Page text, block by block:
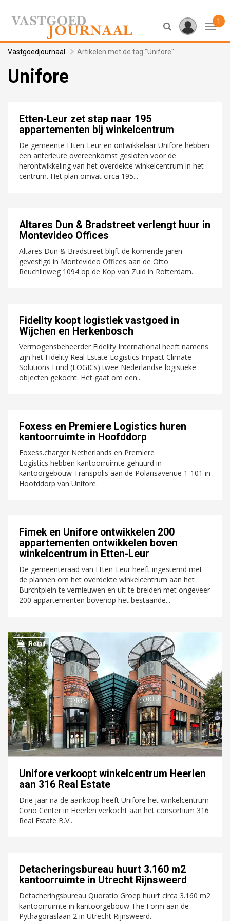
1
Vastgoedjournaal Artikelen met de tag "Unifore"
Unifore
Etten-Leur zet stap naar 195
appartementen bij winkelcentrum
De gemeente Etten-Leur en ontwikkelaar Unifore hebben
een anterieure overeenkomst gesloten voor de
herontwikkeling van het overdekte winkelcentrum in het
centrum. Het plan omvat circa 195...
Altares Dun & Bradstreet verlengt huur in
Montevideo Offices
Altares Dun & Bradstreet blijft de komende jaren
gevestigd in Montevideo Offices aan de Otto
Reuchlinweg 1094 op de Kop van Zuid in Rotterdam.
Fidelity koopt logistiek vastgoed in
Wijchen en Herkenbosch
Vermogensbeheerder Fidelity International heeft namens
zijn het Fidelity Real Estate Logistics Impact Climate
Solutions Fund (LOGICs) twee Nederlandse logistieke
objecten gekocht. Het gaat om een...
Foxess en Premiere Logistics huren
kantoorruimte in Hoofddorp
Foxess.charger Netherlands en Premiere
Logistics hebben kantoorruimte gehuurd in
kantoorgebouw Transpolis aan de Polarisavenue 1-101 in
Hoofddorp van Unifore.
Fimek en Unifore ontwikkelen 200
appartementen ontwikkelen boven
winkelcentrum in Etten-Leur
De gemeenteraad van Etten-Leur heeft ingestemd met
de plannen om het overdekte winkelcentrum aan het
Burchtplein te vernieuwen en uit te breiden met ongeveer
200 appartementen bovenop het bestaande...
Retail
Unifore verkoopt winkelcentrum Heerlen
aan 316 Real Estate
Drie jaar na de aankoop heeft Unifore het winkelcentrum
Corio Center in Heerlen verkocht aan het consortium 316
Real Estate B.V..
Detacheringsbureau huurt 3.160 m2
kantoorruimte in Utrecht Rijnsweerd
Detacheringsbureau Quoratio Groep huurt circa 3.160 m2
kantoorruimte in kantoorgebouw The Form aan de
Pythagoraslaan 2 in Utrecht Rijnsweerd.